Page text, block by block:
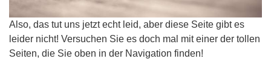
Also, das tut uns jetzt echt leid, aber diese Seite gibt es
leider nicht! Versuchen Sie es doch mal mit einer der tollen
Seiten, die Sie oben in der Navigation finden!